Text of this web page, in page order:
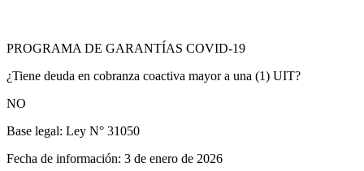
PROGRAMA DE GARANTÍAS COVID-19
¿Tiene deuda en cobranza coactiva mayor a una (1) UIT?
NO
Base legal: Ley N° 31050
Fecha de información: 3 de enero de 2026